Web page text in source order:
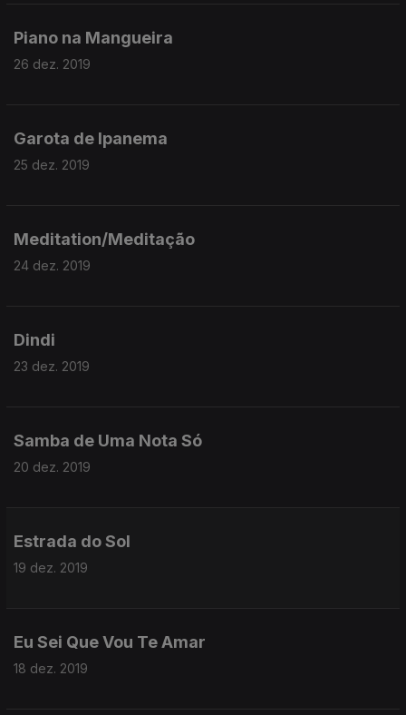
Piano na Mangueira
26 dez. 2019
Garota de Ipanema
25 dez. 2019
Meditation/Meditação
24 dez. 2019
Dindi
23 dez. 2019
Samba de Uma Nota Só
20 dez. 2019
Estrada do Sol
19 dez. 2019
Eu Sei Que Vou Te Amar
18 dez. 2019